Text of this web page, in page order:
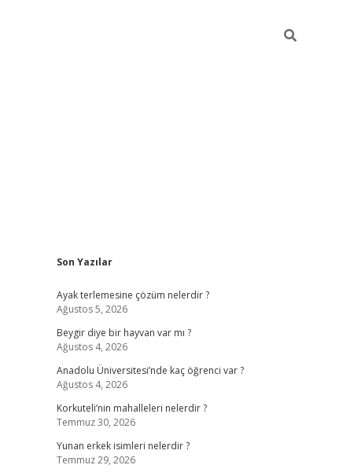
Sidebar
Son Yazılar
Ayak terlemesine çözüm nelerdir ?
Ağustos 5, 2026
Beygir diye bir hayvan var mı ?
Ağustos 4, 2026
Anadolu Üniversitesi’nde kaç öğrenci var ?
Ağustos 4, 2026
Korkuteli’nin mahalleleri nelerdir ?
Temmuz 30, 2026
Yunan erkek isimleri nelerdir ?
Temmuz 29, 2026